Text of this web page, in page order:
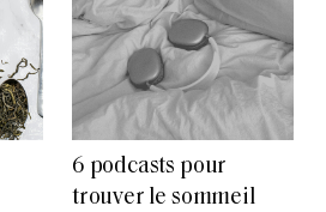
6 podcasts pour
trouver le sommeil